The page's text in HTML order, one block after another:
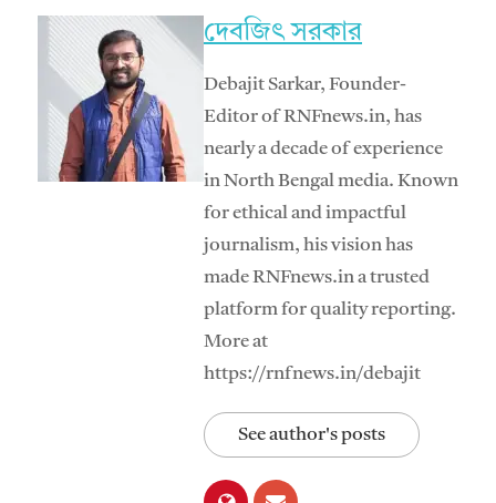
দেবজিৎ সরকার
Debajit Sarkar, Founder-
Editor of RNFnews.in, has
nearly a decade of experience
in North Bengal media. Known
for ethical and impactful
journalism, his vision has
made RNFnews.in a trusted
platform for quality reporting.
More at
https://rnfnews.in/debajit
See author's posts